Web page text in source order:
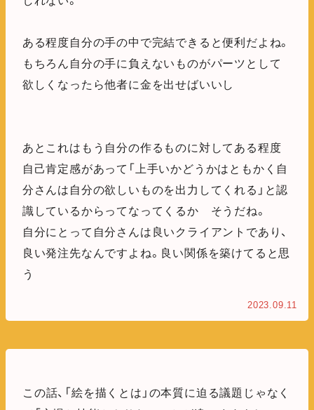
ある程度自分の手の中で完結できると便利だよね。
もちろん自分の手に負えないものがパーツとして
欲しくなったら他者に金を出せばいいし
あとこれはもう自分の作るものに対してある程度
自己肯定感があって「上手いかどうかはともかく自
分さんは自分の欲しいものを出力してくれる」と認
識しているからってなってくるか そうだね。
自分にとって自分さんは良いクライアントであり、
良い発注先なんですよね。良い関係を築けてると思
う
2023.09.11
この話、「絵を描くとは」の本質に迫る議題じゃなく